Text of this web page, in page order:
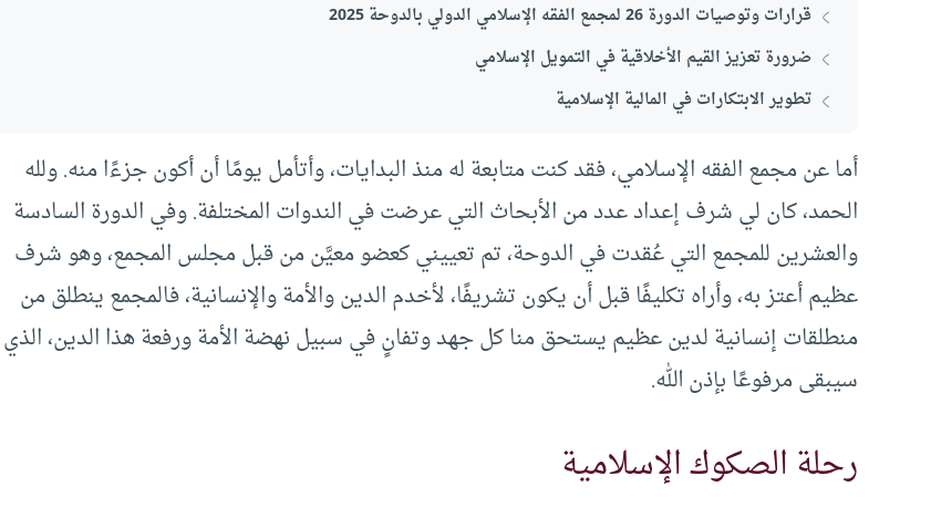
قرارات وتوصيات الدورة 26 لمجمع الفقه الإسلامي الدولي بالدوحة 2025
ضرورة تعزيز القيم الأخلاقية في التمويل الإسلامي
تطوير الابتكارات في المالية الإسلامية
أما عن مجمع الفقه الإسلامي، فقد كنت متابعة له منذ البدايات، وأتأمل يومًا أن أكون جزءًا منه. ولله
الحمد، كان لي شرف إعداد عدد من الأبحاث التي عرضت في الندوات المختلفة. وفي الدورة السادسة
والعشرين للمجمع التي عُقدت في الدوحة، تم تعييني كعضو معيَّن من قبل مجلس المجمع، وهو شرف
عظيم أعتز به، وأراه تكليفًا قبل أن يكون تشريفًا، لأخدم الدين والأمة والإنسانية، فالمجمع ينطلق من
منطلقات إنسانية لدين عظيم يستحق منا كل جهد وتفانٍ في سبيل نهضة الأمة ورفعة هذا الدين، الذي
سيبقى مرفوعًا بإذن الله.
رحلة الصكوك الإسلامية